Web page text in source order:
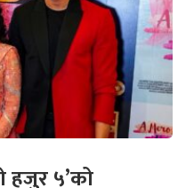
हजुर ५’को